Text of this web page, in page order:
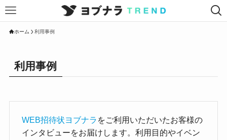
ホーム 利用事例
利用事例
WEB招待状ヨブナラ をご利用いただいたお客様の
インタビューをお届けします。利用目的やイベン